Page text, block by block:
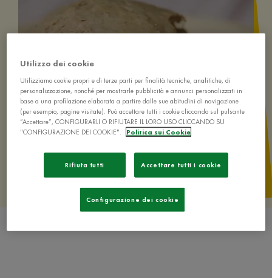
Utilizzo dei cookie
Utilizziamo cookie propri e di terze parti per finalità tecniche, analitiche, di
personalizzazione, nonché per mostrarle pubblicità e annunci personalizzati in
base a una profilazione elaborata a partire dalle sue abitudini di navigazione
(per esempio, pagine visitate). Può accettare tutti i cookie cliccando sul pulsante
“Accettare”, CONFIGURARLI O RIFIUTARE IL LORO USO CLICCANDO SU
"CONFIGURAZIONE DEI COOKIE".
Politica sui Cookie
Rifiuta tutti Accettare tutti i cookie
Configurazione dei cookie